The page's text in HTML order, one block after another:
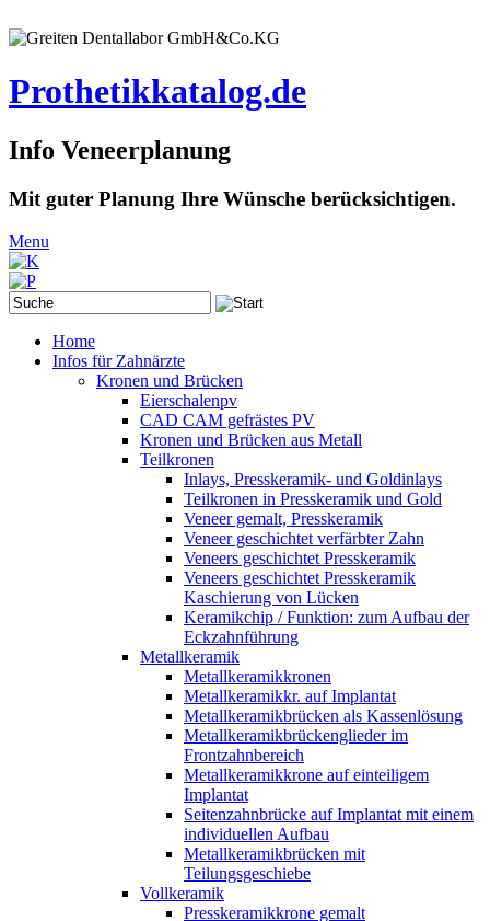
Prothetikkatalog.de
Info Veneerplanung
Mit guter Planung Ihre Wünsche berücksichtigen.
Menu
Home
Infos für Zahnärzte
Kronen und Brücken
Eierschalenpv
CAD CAM gefrästes PV
Kronen und Brücken aus Metall
Teilkronen
Inlays, Presskeramik- und Goldinlays
Teilkronen in Presskeramik und Gold
Veneer gemalt, Presskeramik
Veneer geschichtet verfärbter Zahn
Veneers geschichtet Presskeramik
Veneers geschichtet Presskeramik
Kaschierung von Lücken
Keramikchip / Funktion: zum Aufbau der
Eckzahnführung
Metallkeramik
Metallkeramikkronen
Metallkeramikkr. auf Implantat
Metallkeramikbrücken als Kassenlösung
Metallkeramikbrückenglieder im
Frontzahnbereich
Metallkeramikkrone auf einteiligem
Implantat
Seitenzahnbrücke auf Implantat mit einem
individuellen Aufbau
Metallkeramikbrücken mit
Teilungsgeschiebe
Vollkeramik
Presskeramikkrone gemalt